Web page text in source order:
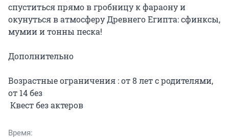
спуститься прямо в гробницу к фараону и
окунуться в атмосферу Древнего Египта: сфинксы,
мумии и тонны песка!
Дополнительно
Возрастные ограничения : от 8 лет с родителями,
от 14 без
Квест без актеров
Время: